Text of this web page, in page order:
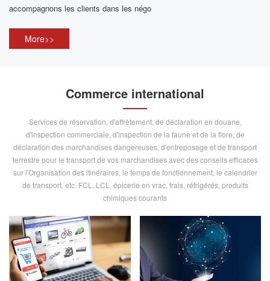
accompagnons les clients dans les négo
More>>
Commerce international
Services de réservation, d'affrètement, de déclaration en douane,
d'inspection commerciale, d'inspection de la faune et de la flore, de
déclaration des marchandises dangereuses, d'entreposage et de transport
terrestre pour le transport de vos marchandises avec des conseils efficaces
sur l'Organisation des itinéraires, le temps de fonctionnement, le calendrier
de transport, etc. FCL, LCL, épicerie en vrac, frais, réfrigérés, produits
chimiques courants